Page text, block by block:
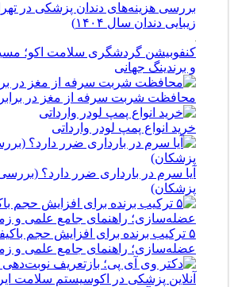
بررسی هزینه‌های دندان پزشکی در
زیبایی دندان سال ۱۴۰۴)
کنفوبیشن گردشگری سلامت اکو؛
و برندینگ جهانی
محافظت شربت سرفه از مغز در
خرید انواع پمپ لودر وارداتی
آیا سرم در بارداری ضرر دارد؟
پزشکان)
۵ ترکیب برنده برای افزایش حجم
عضله‌سازی؛ راهنمای جامع علمی و